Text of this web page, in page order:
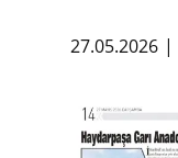
27.05.2026